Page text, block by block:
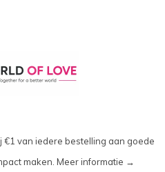
van iedere bestelling aan goede
maken. Meer informatie →